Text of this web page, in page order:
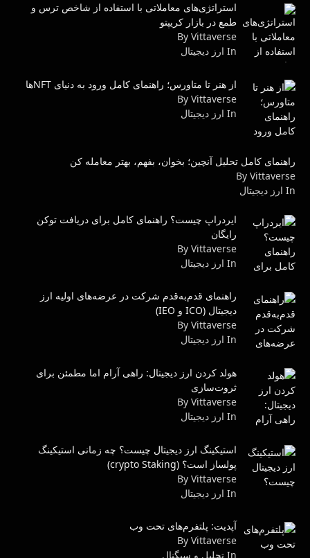
استراتژی‌های معاملاتی با استفاده از شاخص ترس و
طمع در بازار کریپتو
By Vittaverse
In ارز دیجیتال
از هنر تا متاورس؛ راهنمای کامل ورود به دنیای NFTها
By Vittaverse
In ارز دیجیتال
راهنمای کامل تحلیل آنچین؛ بخوان، بفهم، بهتر معامله کن
By Vittaverse
In ارز دیجیتال
ایردراپ چیست؟ راهنمای کامل برای دریافت توکن
رایگان
By Vittaverse
In ارز دیجیتال
راهنمای قدم‌به‌قدم شرکت در عرضه‌های اولیه ارز
دیجیتال (ICO و IEO)
By Vittaverse
In ارز دیجیتال
هولد کردن ارز دیجیتال: راهی آرام اما مطمئن برای
ثروت‌سازی
By Vittaverse
In ارز دیجیتال
استیکینگ ارز دیجیتال چیست؟ چه زمانی استیکینگ
پولساز است؟ (crypto Staking)
By Vittaverse
In ارز دیجیتال
آپدیت: پلتفرم‌های تحت وب
By Vittaverse
In تحلیل و سیگنال